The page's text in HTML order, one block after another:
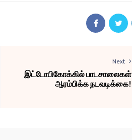
Next
இட்டோபிகோக்கில் பாடசாலைகள்
ஆரம்பிக்க நடவடிக்கை!